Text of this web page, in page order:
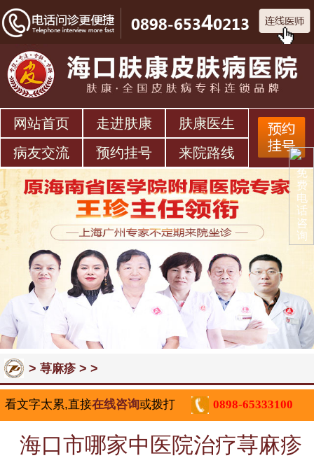
网站首页 走进肤康
肤康医生
病友交流
预约挂号 来院路线
> 荨麻疹> >
看文字太累,直接在线咨询或拨打 0898-65333100
海口市哪家中医院治疗荨麻疹
免
费
电
话
咨
询